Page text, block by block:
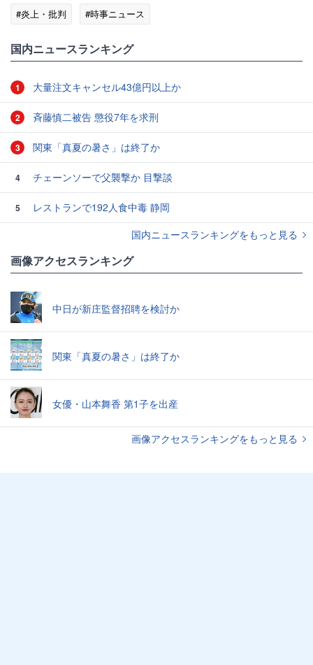
#炎上・批判
#時事ニュース
国内ニュースランキング
1 大量注文キャンセル43億円以上か
2 斉藤慎二被告 懲役7年を求刑
3 関東「真夏の暑さ」は終了か
4 チェーンソーで父襲撃か 目撃談
5
レストランで192人食中毒 静岡
国内ニュースランキングをもっと見る
画像アクセスランキング
中日が新庄監督招聘を検討か
関東「真夏の暑さ」は終了か
女優・山本舞香 第1子を出産
画像アクセスランキングをもっと見る